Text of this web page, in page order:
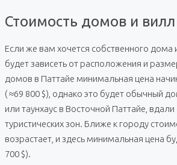
Стоимость домов и
Если же вам хочется собственного дома
будет зависеть от расположения и
домов в Паттайе минимальная цена
( ≈69 800 $), однако это будет обычный
или таунхаус в Восточной Паттайе,
туристических зон. Ближе к городу
возрастает, и здесь минимальная цена
700 $).